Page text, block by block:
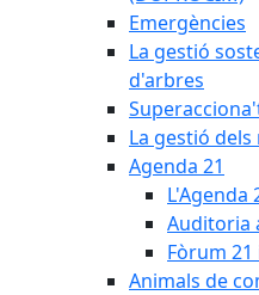
Emergències
La gestió
d'arbres
La gestió dels
Agenda 21
L'Agenda
Auditoria
Fòrum
Animals de